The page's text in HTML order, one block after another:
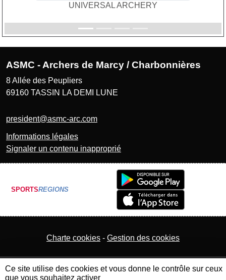
UNIVERSAL ARCHERY
ASMC - Archers de Marcy / Charbonnières
8 Allée des Peupliers
69160 TASSIN LA DEMI LUNE
president@asmc-arc.com
Informations légales
Signaler un contenu inapproprié
SPORTSREGIONS
Charte cookies Gestion des cookies
Ce site utilise des cookies et vous donne le contrôle sur ceux
que vous souhaitez activer